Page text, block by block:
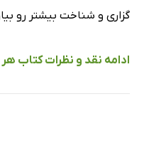
گزاری و شناخت بیشتر رو
ادامه نقد و نظرات کتاب هر